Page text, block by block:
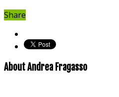
Share
About Andrea Fragasso